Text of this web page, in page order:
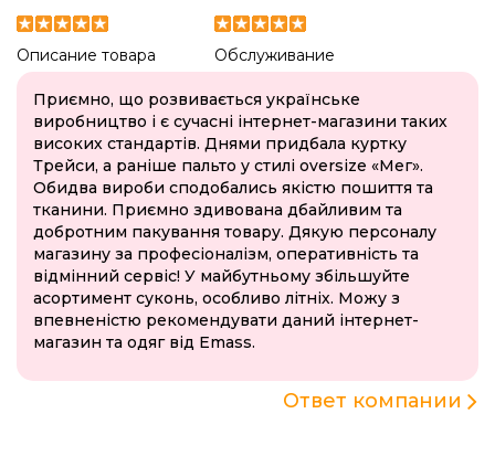
Описание товара Обслуживание
Приємно, що розвивається українське
виробництво і є сучасні інтернет-магазини таких
високих стандартів. Днями придбала куртку
Трейси, а раніше пальто у стилі oversize «Мег».
Обидва вироби сподобались якістю пошиття та
тканини. Приємно здивована дбайливим та
добротним пакування товару. Дякую персоналу
магазину за професіоналізм, оперативність та
відмінний сервіс! У майбутньому збільшуйте
асортимент суконь, особливо літніх. Можу з
впевненістю рекомендувати даний інтернет-
магазин та одяг від Emass.
Ответ компании